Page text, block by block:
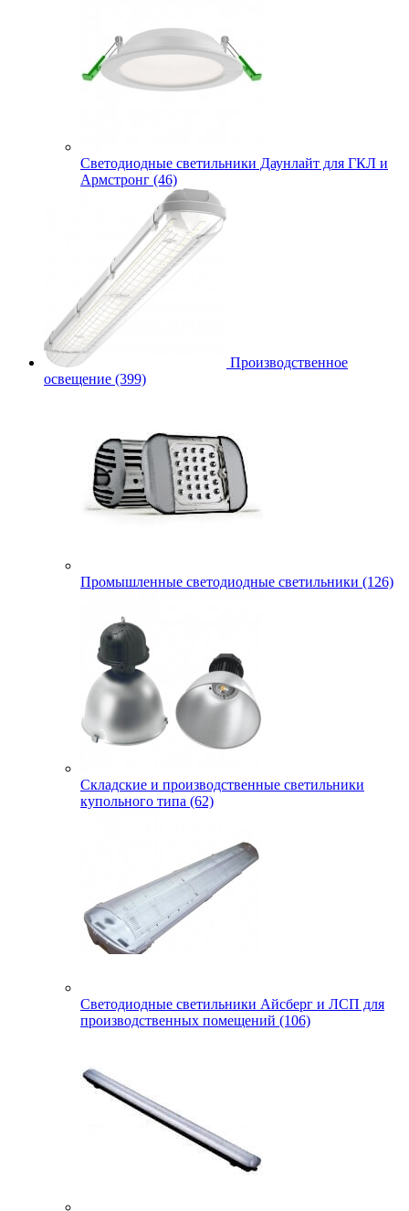
Cветодиодные светильники Даунлайт для ГКЛ и
Армстронг (46)
Производственное
освещение (399)
Промышленные светодиодные светильники (126)
Складские и производственные светильники
купольного типа (62)
Светодиодные светильники Айсберг и ЛСП для
производственных помещений (106)